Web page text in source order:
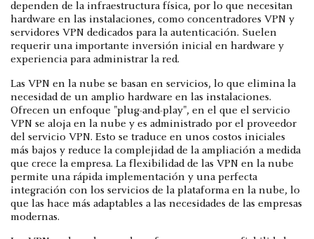
dependen de la infraestructura física, por lo que necesitan
hardware en las instalaciones, como concentradores VPN y
servidores VPN dedicados para la autenticación. Suelen
requerir una importante inversión inicial en hardware y
experiencia para administrar la red.
Las VPN en la nube se basan en servicios, lo que elimina la
necesidad de un amplio hardware en las instalaciones.
Ofrecen un enfoque "plug-and-play", en el que el servicio
VPN se aloja en la nube y es administrado por el proveedor
del servicio VPN. Esto se traduce en unos costos iniciales
más bajos y reduce la complejidad de la ampliación a medida
que crece la empresa. La flexibilidad de las VPN en la nube
permite una rápida implementación y una perfecta
integración con los servicios de la plataforma en la nube, lo
que las hace más adaptables a las necesidades de las empresas
modernas.